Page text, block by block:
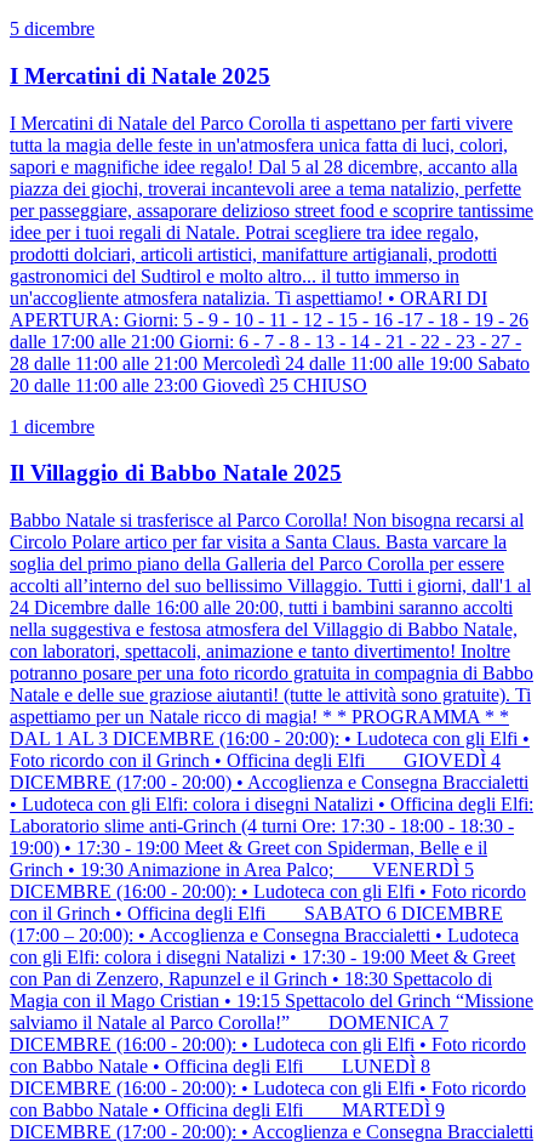
5 dicembre
I Mercatini di Natale 2025
I Mercatini di Natale del Parco Corolla ti aspettano per farti vivere
tutta la magia delle feste in un'atmosfera unica fatta di luci, colori,
sapori e magnifiche idee regalo! Dal 5 al 28 dicembre, accanto alla
piazza dei giochi, troverai incantevoli aree a tema natalizio, perfette
per passeggiare, assaporare delizioso street food e scoprire tantissime
idee per i tuoi regali di Natale. Potrai scegliere tra idee regalo,
prodotti dolciari, articoli artistici, manifatture artigianali, prodotti
gastronomici del Sudtirol e molto altro... il tutto immerso in
un'accogliente atmosfera natalizia. Ti aspettiamo! • ORARI DI
APERTURA: Giorni: 5 - 9 - 10 - 11 - 12 - 15 - 16 -17 - 18 - 19 - 26
dalle 17:00 alle 21:00 Giorni: 6 - 7 - 8 - 13 - 14 - 21 - 22 - 23 - 27 -
28 dalle 11:00 alle 21:00 Mercoledì 24 dalle 11:00 alle 19:00 Sabato
20 dalle 11:00 alle 23:00 Giovedì 25 CHIUSO
1 dicembre
Il Villaggio di Babbo Natale 2025
Babbo Natale si trasferisce al Parco Corolla! Non bisogna recarsi al
Circolo Polare artico per far visita a Santa Claus. Basta varcare la
soglia del primo piano della Galleria del Parco Corolla per essere
accolti all’interno del suo bellissimo Villaggio. Tutti i giorni, dall'1 al
24 Dicembre dalle 16:00 alle 20:00, tutti i bambini saranno accolti
nella suggestiva e festosa atmosfera del Villaggio di Babbo Natale,
con laboratori, spettacoli, animazione e tanto divertimento! Inoltre
potranno posare per una foto ricordo gratuita in compagnia di Babbo
Natale e delle sue graziose aiutanti! (tutte le attività sono gratuite). Ti
aspettiamo per un Natale ricco di magia! * * PROGRAMMA * *
DAL 1 AL 3 DICEMBRE (16:00 - 20:00): • Ludoteca con gli Elfi •
Foto ricordo con il Grinch • Officina degli Elfi ___ GIOVEDÌ 4
DICEMBRE (17:00 - 20:00) • Accoglienza e Consegna Braccialetti
• Ludoteca con gli Elfi: colora i disegni Natalizi • Officina degli Elfi:
Laboratorio slime anti-Grinch (4 turni Ore: 17:30 - 18:00 - 18:30 -
19:00) • 17:30 - 19:00 Meet & Greet con Spiderman, Belle e il
Grinch • 19:30 Animazione in Area Palco; ___ VENERDÌ 5
DICEMBRE (16:00 - 20:00): • Ludoteca con gli Elfi • Foto ricordo
con il Grinch • Officina degli Elfi ___ SABATO 6 DICEMBRE
(17:00 – 20:00): • Accoglienza e Consegna Braccialetti • Ludoteca
con gli Elfi: colora i disegni Natalizi • 17:30 - 19:00 Meet & Greet
con Pan di Zenzero, Rapunzel e il Grinch • 18:30 Spettacolo di
Magia con il Mago Cristian • 19:15 Spettacolo del Grinch “Missione
salviamo il Natale al Parco Corolla!” ___ DOMENICA 7
DICEMBRE (16:00 - 20:00): • Ludoteca con gli Elfi • Foto ricordo
con Babbo Natale • Officina degli Elfi ___ LUNEDÌ 8
DICEMBRE (16:00 - 20:00): • Ludoteca con gli Elfi • Foto ricordo
con Babbo Natale • Officina degli Elfi ___ MARTEDÌ 9
DICEMBRE (17:00 - 20:00): • Accoglienza e Consegna Braccialetti